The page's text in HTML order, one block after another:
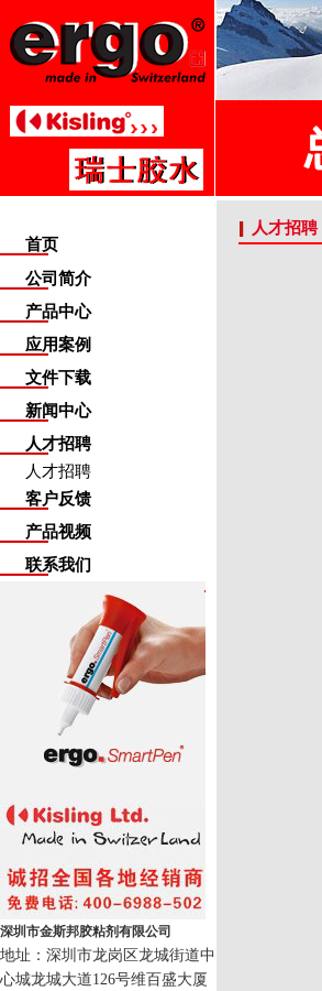
首页
公司简介
产品中心
应用案例
文件下载
新闻中心
人才招聘
人才招聘
客户反馈
产品视频
联系我们
深圳市金斯邦胶粘剂有限公司
地址：深圳市龙岗区龙城街道中
心城龙城大道126号维百盛大厦
人才招聘